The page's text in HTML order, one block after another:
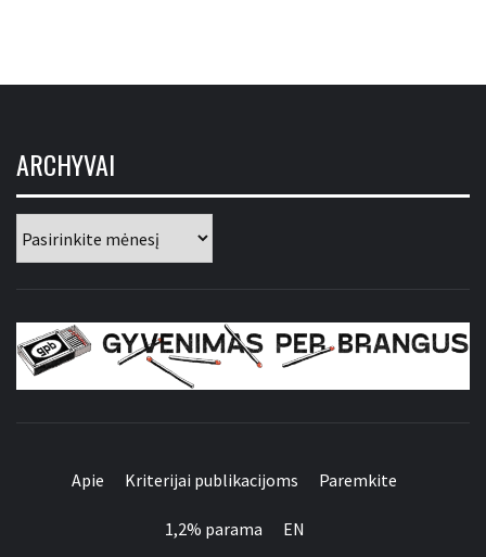
ARCHYVAI
BRANGUS
Apie Kriterijai publikacijoms Paremkite
1,2% parama EN